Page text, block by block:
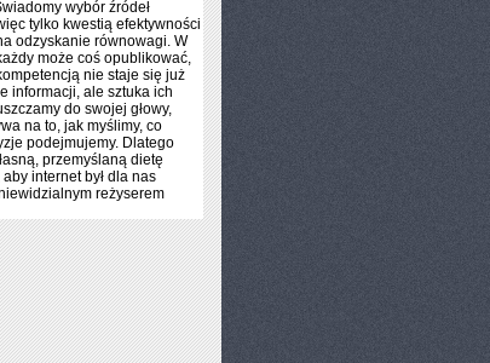
wybór źródeł
tylko kwestią efektywności
odzyskanie równowagi. W
może coś opublikować,
nie staje się już
informacji, ale sztuka ich
do swojej głowy,
na to, jak myślimy, co
podejmujemy. Dlatego
przemyślaną dietę
internet był dla nas
reżyserem